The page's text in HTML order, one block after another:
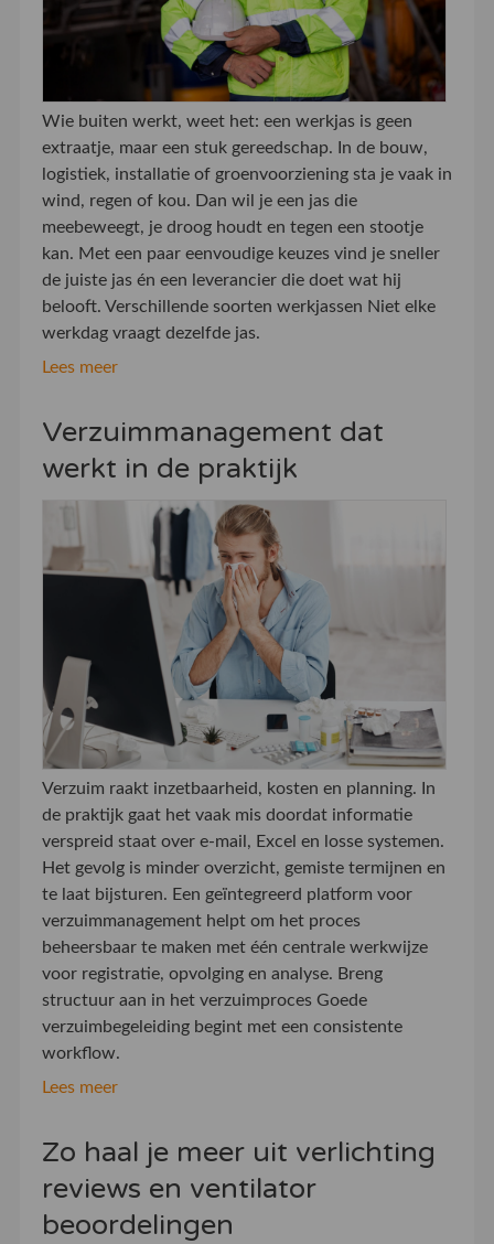
Wie buiten werkt, weet het: een werkjas is geen
extraatje, maar een stuk gereedschap. In de bouw,
logistiek, installatie of groenvoorziening sta je vaak in
wind, regen of kou. Dan wil je een jas die
meebeweegt, je droog houdt en tegen een stootje
kan. Met een paar eenvoudige keuzes vind je sneller
de juiste jas én een leverancier die doet wat hij
belooft. Verschillende soorten werkjassen Niet elke
werkdag vraagt dezelfde jas.
Lees meer
Verzuimmanagement dat
werkt in de praktijk
Verzuim raakt inzetbaarheid, kosten en planning. In
de praktijk gaat het vaak mis doordat informatie
verspreid staat over e-mail, Excel en losse systemen.
Het gevolg is minder overzicht, gemiste termijnen en
te laat bijsturen. Een geïntegreerd platform voor
verzuimmanagement helpt om het proces
beheersbaar te maken met één centrale werkwijze
voor registratie, opvolging en analyse. Breng
structuur aan in het verzuimproces Goede
verzuimbegeleiding begint met een consistente
workflow.
Lees meer
Zo haal je meer uit verlichting
reviews en ventilator
beoordelingen